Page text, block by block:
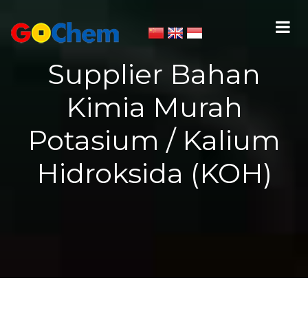
Supplier Bahan
Kimia Murah
Potasium / Kalium
Hidroksida (KOH)